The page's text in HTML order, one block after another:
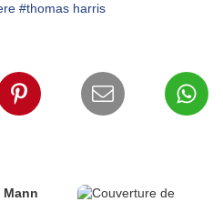
#thomas harris
Mann